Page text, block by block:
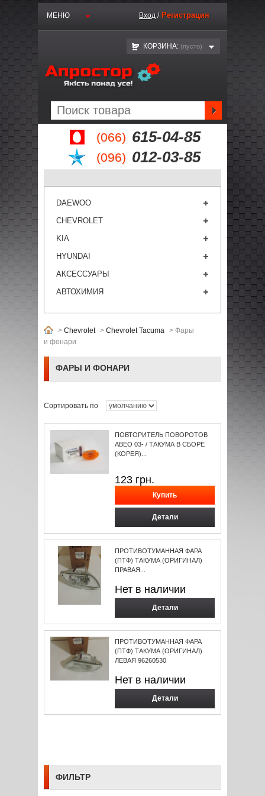
(066) 615-04-85
(096) 012-03-85
МЕНЮ Вход / Регистрация
КОРЗИНА: (пустo)
DAEWOO
CHEVROLET
KIA
HYUNDAI
АКСЕССУАРЫ
АВТОХИМИЯ
> Chevrolet > Chevrolet Tacuma > Фары
и фонари
ФАРЫ И ФОНАРИ
Сортировать по
ПОВТОРИТЕЛЬ ПОВОРОТОВ
АВЕО 03- / ТАКУМА В СБОРЕ
(КОРЕЯ)...
123 грн.
Детали
ПРОТИВОТУМАННАЯ ФАРА
(ПТФ) ТАКУМА (ОРИГИНАЛ)
ПРАВАЯ...
Нет в наличии
Детали
ПРОТИВОТУМАННАЯ ФАРА
(ПТФ) ТАКУМА (ОРИГИНАЛ)
ЛЕВАЯ 96260530
Нет в наличии
Детали
ФИЛЬТР